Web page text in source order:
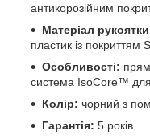
антикорозійним
Матеріал
пластик із покриттям
Особливості:
система IsoCore™ для
Колір: чорний з
Гарантія: 5 років